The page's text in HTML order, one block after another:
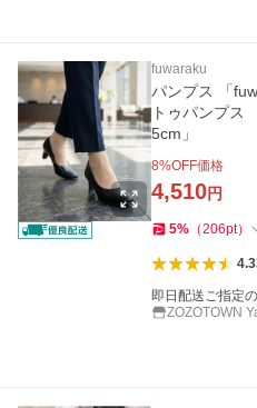
fuwaraku
パンプス 「
トゥパンプス
5cm」
8%OFF価格
4,510円
5% （206pt）
即日配送ご指定
ZOZOTOWN